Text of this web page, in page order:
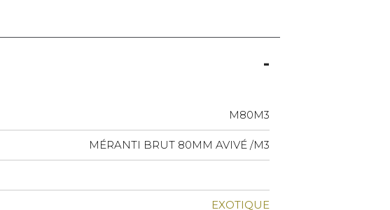
M80M3
MÉRANTI BRUT 80MM AVIVÉ /M3
EXOTIQUE